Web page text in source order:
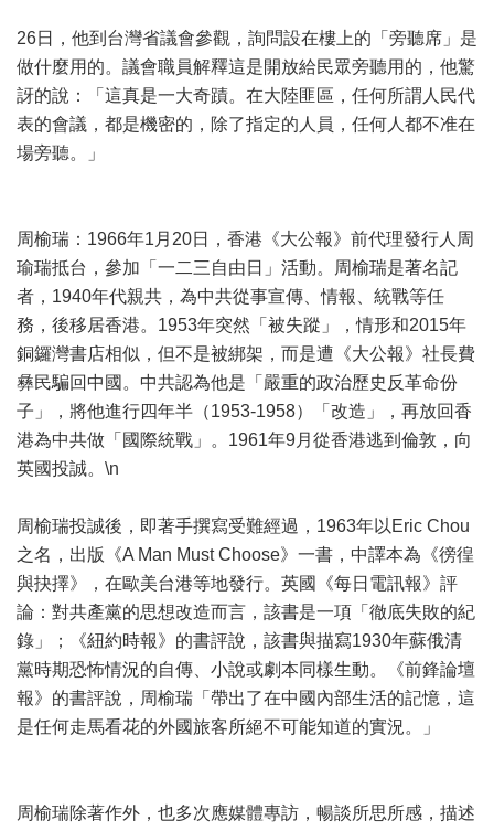
26日，他到台灣省議會參觀，詢問設在樓上的「旁聽席」是
做什麼用的。議會職員解釋這是開放給民眾旁聽用的，他驚
訝的說：「這真是一大奇蹟。在大陸匪區，任何所謂人民代
表的會議，都是機密的，除了指定的人員，任何人都不准在
場旁聽。」
周榆瑞：1966年1月20日，香港《大公報》前代理發行人周
瑜瑞抵台，參加「一二三自由日」活動。周榆瑞是著名記
者，1940年代親共，為中共從事宣傳、情報、統戰等任
務，後移居香港。1953年突然「被失蹤」，情形和2015年
銅鑼灣書店相似，但不是被綁架，而是遭《大公報》社長費
彝民騙回中國。中共認為他是「嚴重的政治歷史反革命份
子」，將他進行四年半（1953-1958）「改造」，再放回香
港為中共做「國際統戰」。1961年9月從香港逃到倫敦，向
英國投誠。\n
周榆瑞投誠後，即著手撰寫受難經過，1963年以Eric Chou
之名，出版《A Man Must Choose》一書，中譯本為《徬徨
與抉擇》，在歐美台港等地發行。英國《每日電訊報》評
論：對共產黨的思想改造而言，該書是一項「徹底失敗的紀
錄」；《紐約時報》的書評說，該書與描寫1930年蘇俄清
黨時期恐怖情況的自傳、小說或劇本同樣生動。《前鋒論壇
報》的書評說，周榆瑞「帶出了在中國內部生活的記憶，這
是任何走馬看花的外國旅客所絕不可能知道的實況。」
周榆瑞除著作外，也多次應媒體專訪，暢談所思所感，描述